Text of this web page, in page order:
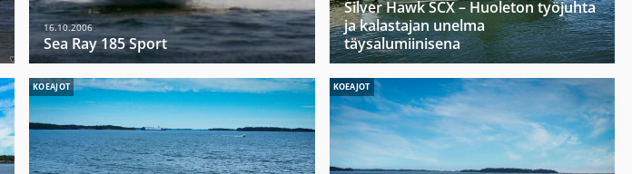
16.10.2006
Sea Ray 185 Sport
Silver Hawk SCX – Huoleton työjuhta
ja kalastajan unelma
täysalumiinisena
KOEAJOT KOEAJOT